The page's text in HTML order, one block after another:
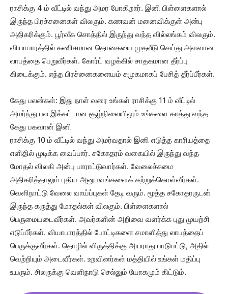
ராசிக்கு 4 ம் வீட்டில் வந்து அமர போகிறார். இனி பிள்ளைகளால்
இருந்த பிரச்சனைகள் விலகும். கணவன் மனைவிக்குள் அன்பு
அதிகரிக்கும். பூர்வீக சொத்தில் இருந்து வந்த வில்லங்கம் விலகும்.
வியாபாரத்தில் கணிசமான தொகையை முதலீடு செய்து அளவான
லாபத்தை பெறுவீர்கள். கோர்ட் வழக்கில் சாதகமான தீர்ப்பு
கிடைக்கும். எந்த பிரச்னைகளையம் சுமுகமாகப் பேசித் தீர்ப்பீர்கள்.
கேது பலன்கள்: இது நாள் வரை உங்கள் ராசிக்கு 11 ம் வீட்டில்
அமர்ந்து பல இக்கட்டான சூழ்நிலையிலும் உங்களை காத்து வந்த
கேது பகவான் இனி
ராசிக்கு 10 ம் வீட்டில் வந்து அமர்வதால் இனி எடுத்த காரியத்தை
எளிதில் முடிக்க வைப்பார். சகோதரம் வகையில் இருந்து வந்த
மோதல் விலகி அன்பு பாராட்டுவார்கள். வேலைச்சுமை
அதிகரித்தாலும் புதிய அனுபவங்களைக் கற்றுக்கொள்வீர்கள்.
வெளிநாட்டு வேலை வாய்ப்புகள் தேடி வரும். மூத்த சகோதரருடன்
இருந்த கருத்து மோதல்கள் விலகும். பிள்ளைகளால்
பெருமையடைவீர்கள். அவர்களின் அறிவை வளர்க்க புது முயற்சி
எடுப்பீர்கள். வியாபாரத்தில் போட்டிகளை சமாளித்து லாபத்தைப்
பெருக்குவீர்கள். தொழில் விருத்திக்கு அயராது பாடுபட்டு, அதில்
வெற்றியும் அடைவீர்கள். உறவினர்கள் மத்தியில் உங்கள் மதிப்பு
உயரும். சிலருக்கு வெளிநாடு செல்லும் யோகமும் கிட்டும்.